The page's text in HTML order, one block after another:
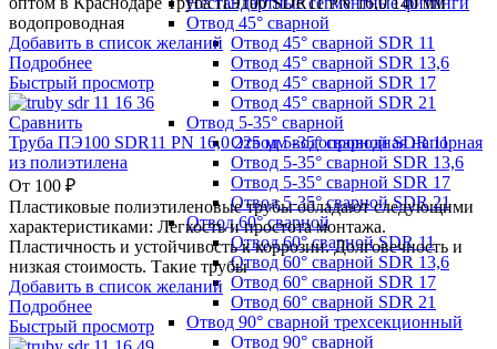
Отвод 45° сварной
Отвод 45° сварной SDR 11
Отвод 45° сварной SDR 13,6
Отвод 45° сварной SDR 17
Отвод 45° сварной SDR 21
Отвод 5-35° сварной
Отвод 5-35° сварной SDR 11
Отвод 5-35° сварной SDR 13,6
Отвод 5-35° сварной SDR 17
Отвод 5-35° сварной SDR 21
Отвод 60° сварной
Отвод 60° сварной SDR 11
Отвод 60° сварной SDR 13,6
Отвод 60° сварной SDR 17
Отвод 60° сварной SDR 21
Отвод 90° сварной трехсекционный
Отвод 90° сварной
водопроводная
Добавить в список желаний
Подробнее
Быстрый просмотр
Сравнить
Труба ПЭ100 SDR11 PN 16,0 225 мм водопроводная напорная
из полиэтилена
От 100 ₽
Пластиковые полиэтиленовые трубы обладают следующими
характеристиками: Легкость и простота монтажа.
Пластичность и устойчивость к коррозии. Долговечность и
низкая стоимость. Такие трубы
Добавить в список желаний
Подробнее
Быстрый просмотр